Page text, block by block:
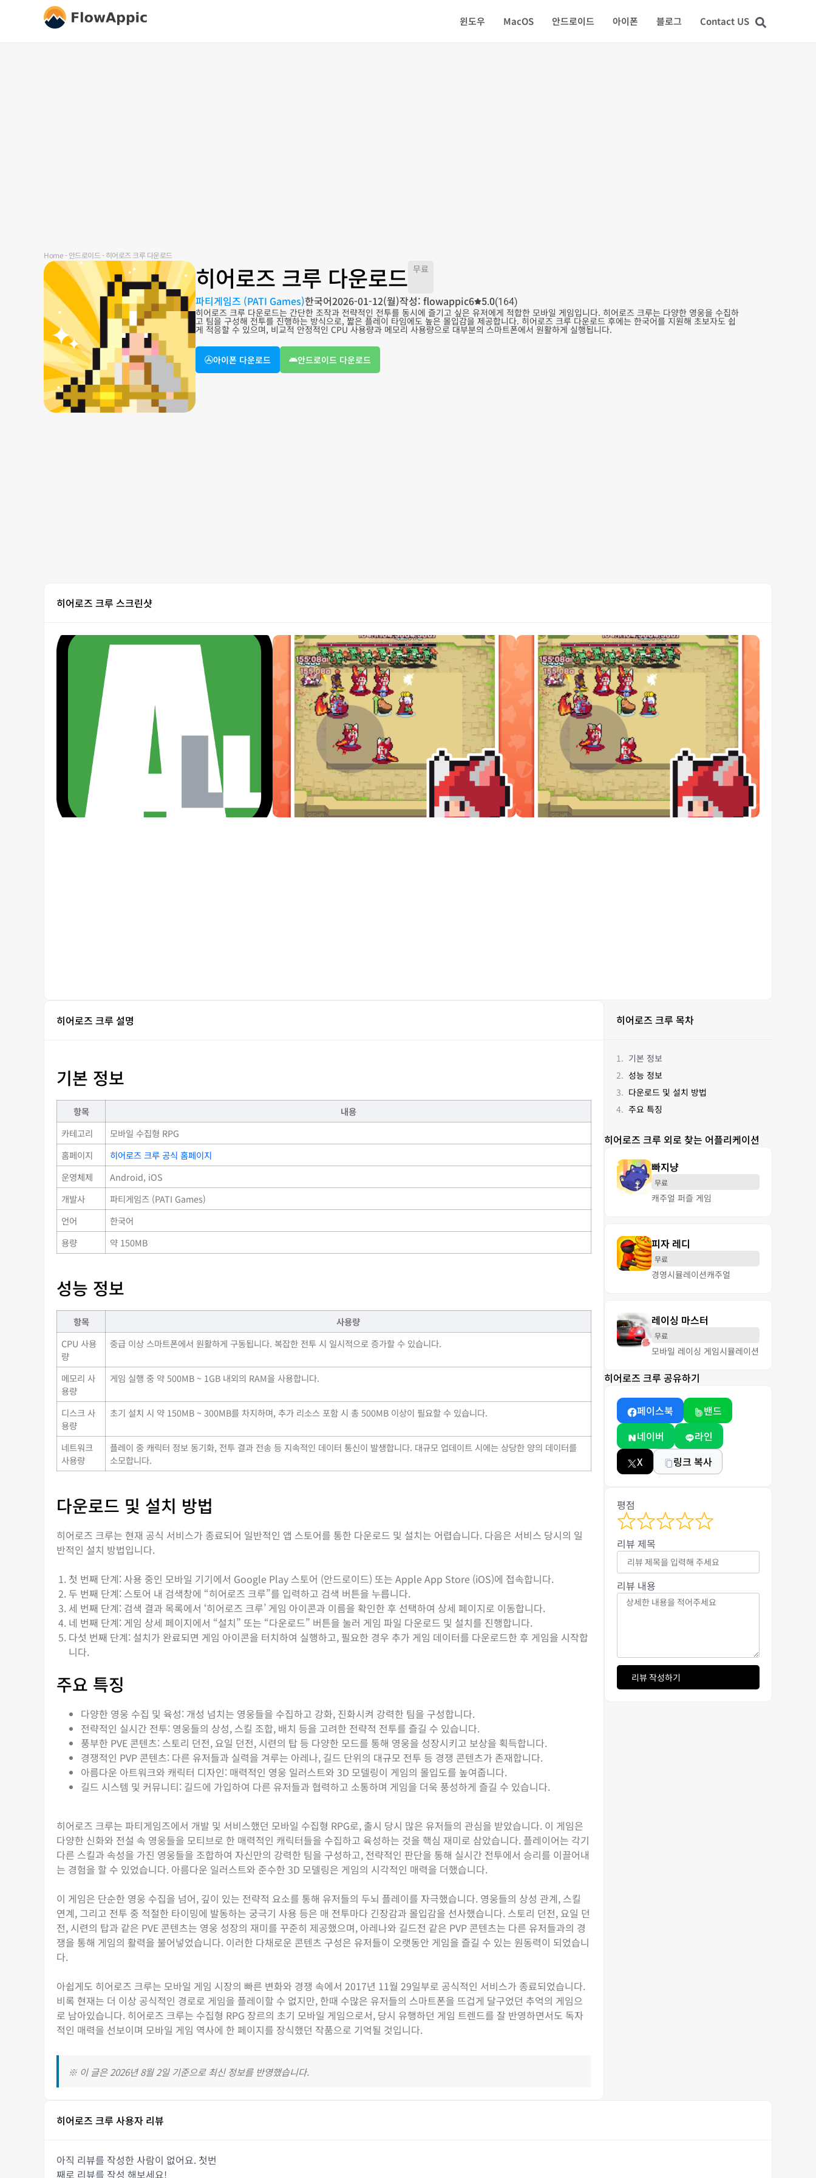
윈도우 MacOS 안드로이드 아이폰 블로그 Contact US
Home-안드로이드-히어로즈 크루 다운로드
히어로즈 크루 다운로드 무료
파티게임즈 (PATI Games)한국어2026-01-12(월)작성: flowappic6 5.0(164)
히어로즈 크루 다운로드는 간단한 조작과 전략적인 전투를 동시에 즐기고 싶은 유저에게 적합한 모바일 게임입니다. 히어로즈 크루는 다양한 영웅을 수집하
고 팀을 구성해 전투를 진행하는 방식으로, 짧은 플레이 타임에도 높은 몰입감을 제공합니다. 히어로즈 크루 다운로드 후에는 한국어를 지원해 초보자도 쉽
게 적응할 수 있으며, 비교적 안정적인 CPU 사용량과 메모리 사용량으로 대부분의 스마트폰에서 원활하게 실행됩니다.
아이폰 다운로드 안드로이드 다운로드
히어로즈 크루 스크린샷
히어로즈 크루 설명
기본 정보
항목
내용
카테고리
모바일 수집형 RPG
홈페이지
히어로즈 크루 공식 홈페이지
운영체제
Android, iOS
개발사
파티게임즈 (PATI Games)
언어
한국어
용량
약 150MB
성능 정보
항목
사용량
CPU 사용
량
중급 이상 스마트폰에서 원활하게 구동됩니다. 복잡한 전투 시 일시적으로 증가할 수 있습니다.
메모리 사
용량
게임 실행 중 약 500MB ~ 1GB 내외의 RAM을 사용합니다.
디스크 사
용량
초기 설치 시 약 150MB ~ 300MB를 차지하며, 추가 리소스 포함 시 총 500MB 이상이 필요할 수 있습니다.
네트워크
사용량
플레이 중 캐릭터 정보 동기화, 전투 결과 전송 등 지속적인 데이터 통신이 발생합니다. 대규모 업데이트 시에는 상당한 양의 데이터를
소모합니다.
다운로드 및 설치 방법
히어로즈 크루는 현재 공식 서비스가 종료되어 일반적인 앱 스토어를 통한 다운로드 및 설치는 어렵습니다. 다음은 서비스 당시의 일
반적인 설치 방법입니다.
첫 번째 단계: 사용 중인 모바일 기기에서 Google Play 스토어 (안드로이드) 또는 Apple App Store (iOS)에 접속합니다.
두 번째 단계: 스토어 내 검색창에 “히어로즈 크루”를 입력하고 검색 버튼을 누릅니다.
세 번째 단계: 검색 결과 목록에서 ‘히어로즈 크루’ 게임 아이콘과 이름을 확인한 후 선택하여 상세 페이지로 이동합니다.
네 번째 단계: 게임 상세 페이지에서 “설치” 또는 “다운로드” 버튼을 눌러 게임 파일 다운로드 및 설치를 진행합니다.
다섯 번째 단계: 설치가 완료되면 게임 아이콘을 터치하여 실행하고, 필요한 경우 추가 게임 데이터를 다운로드한 후 게임을 시작합
니다.
주요 특징
다양한 영웅 수집 및 육성: 개성 넘치는 영웅들을 수집하고 강화, 진화시켜 강력한 팀을 구성합니다.
전략적인 실시간 전투: 영웅들의 상성, 스킬 조합, 배치 등을 고려한 전략적 전투를 즐길 수 있습니다.
풍부한 PVE 콘텐츠: 스토리 던전, 요일 던전, 시련의 탑 등 다양한 모드를 통해 영웅을 성장시키고 보상을 획득합니다.
경쟁적인 PVP 콘텐츠: 다른 유저들과 실력을 겨루는 아레나, 길드 단위의 대규모 전투 등 경쟁 콘텐츠가 존재합니다.
아름다운 아트워크와 캐릭터 디자인: 매력적인 영웅 일러스트와 3D 모델링이 게임의 몰입도를 높여줍니다.
길드 시스템 및 커뮤니티: 길드에 가입하여 다른 유저들과 협력하고 소통하며 게임을 더욱 풍성하게 즐길 수 있습니다.
히어로즈 크루는 파티게임즈에서 개발 및 서비스했던 모바일 수집형 RPG로, 출시 당시 많은 유저들의 관심을 받았습니다. 이 게임은
다양한 신화와 전설 속 영웅들을 모티브로 한 매력적인 캐릭터들을 수집하고 육성하는 것을 핵심 재미로 삼았습니다. 플레이어는 각기
다른 스킬과 속성을 가진 영웅들을 조합하여 자신만의 강력한 팀을 구성하고, 전략적인 판단을 통해 실시간 전투에서 승리를 이끌어내
는 경험을 할 수 있었습니다. 아름다운 일러스트와 준수한 3D 모델링은 게임의 시각적인 매력을 더했습니다.
이 게임은 단순한 영웅 수집을 넘어, 깊이 있는 전략적 요소를 통해 유저들의 두뇌 플레이를 자극했습니다. 영웅들의 상성 관계, 스킬
연계, 그리고 전투 중 적절한 타이밍에 발동하는 궁극기 사용 등은 매 전투마다 긴장감과 몰입감을 선사했습니다. 스토리 던전, 요일 던
전, 시련의 탑과 같은 PVE 콘텐츠는 영웅 성장의 재미를 꾸준히 제공했으며, 아레나와 길드전 같은 PVP 콘텐츠는 다른 유저들과의 경
쟁을 통해 게임의 활력을 불어넣었습니다. 이러한 다채로운 콘텐츠 구성은 유저들이 오랫동안 게임을 즐길 수 있는 원동력이 되었습니
다.
아쉽게도 히어로즈 크루는 모바일 게임 시장의 빠른 변화와 경쟁 속에서 2017년 11월 29일부로 공식적인 서비스가 종료되었습니다.
비록 현재는 더 이상 공식적인 경로로 게임을 플레이할 수 없지만, 한때 수많은 유저들의 스마트폰을 뜨겁게 달구었던 추억의 게임으
로 남아있습니다. 히어로즈 크루는 수집형 RPG 장르의 초기 모바일 게임으로서, 당시 유행하던 게임 트렌드를 잘 반영하면서도 독자
적인 매력을 선보이며 모바일 게임 역사에 한 페이지를 장식했던 작품으로 기억될 것입니다.
※ 이 글은 2026년 8월 2일 기준으로 최신 정보를 반영했습니다.
히어로즈 크루 목차
기본 정보
성능 정보
다운로드 및 설치 방법
주요 특징
히어로즈 크루 외로 찾는 어플리케이션
빠지냥
무료
캐주얼 퍼즐 게임
피자 레디
무료
경영시뮬레이션캐주얼
레이싱 마스터
무료
모바일 레이싱 게임시뮬레이션
히어로즈 크루 공유하기
페이스북
밴드
네이버
라인
X
링크 복사
평점
리뷰 제목
리뷰 내용
리뷰 작성하기
히어로즈 크루 사용자 리뷰
아직 리뷰를 작성한 사람이 없어요. 첫번
째로 리뷰를 작성 해보세요!